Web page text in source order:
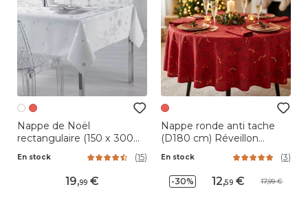
Nappe de Noël
rectangulaire (150 x 300
En stock (15)
19,99
Nappe ronde anti tache
(D180 cm) Réveillon
En stock (3)
-30% 12,59 17,99